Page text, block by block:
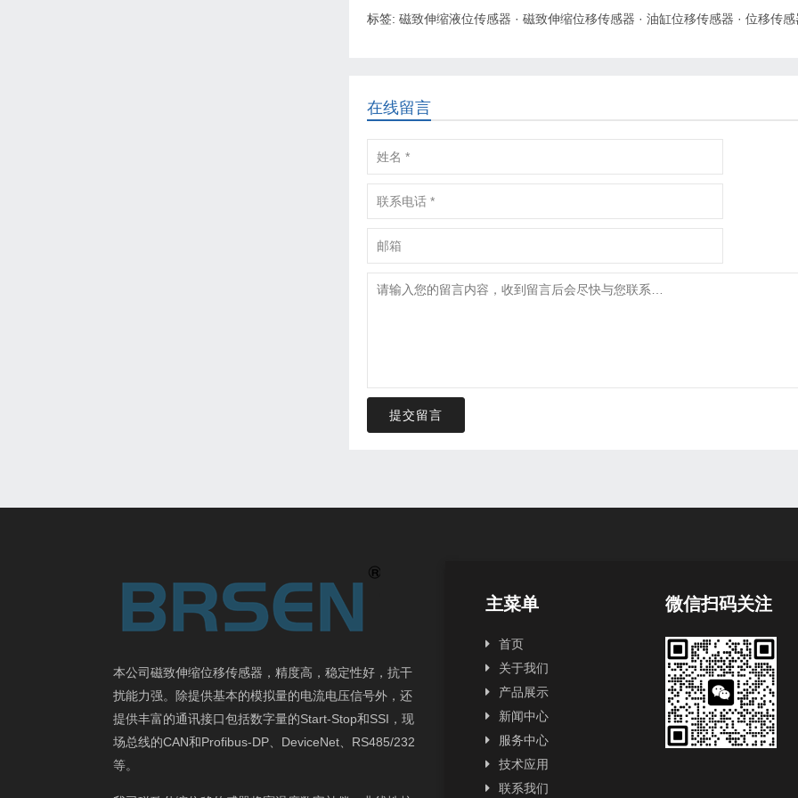
标签: 磁致伸缩液位传感器 · 磁致伸缩位移传感器 · 油缸位移传感器 · 位移传感
在线留言
提交留言
本公司磁致伸缩位移传感器，精度高，稳定性好，抗干
扰能力强。除提供基本的模拟量的电流电压信号外，还
提供丰富的通讯接口包括数字量的Start-Stop和SSI，现
场总线的CAN和Profibus-DP、DeviceNet、RS485/232
等。
主菜单
首页
关于我们
产品展示
新闻中心
服务中心
技术应用
联系我们
微信扫码关注